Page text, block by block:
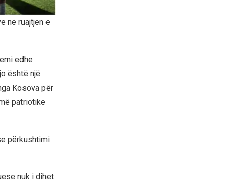
në ruajtjen e
edhe
është një
Kosova për
patriotike
përkushtimi
nuk i dihet